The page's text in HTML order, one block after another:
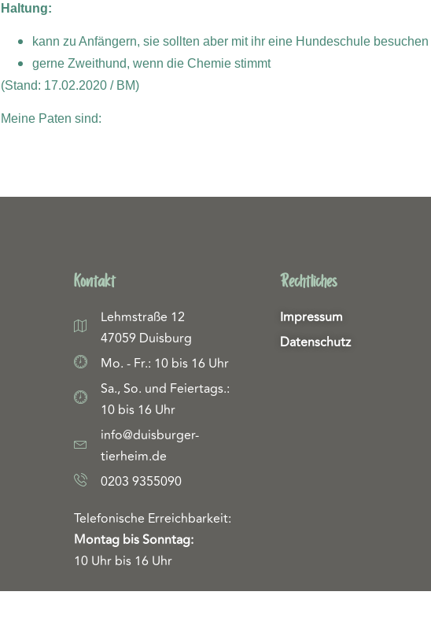
Haltung:
kann zu Anfängern, sie sollten aber mit ihr eine Hundeschule besuchen
gerne Zweithund, wenn die Chemie stimmt
(Stand: 17.02.2020 / BM)
Meine Paten sind:
Kontakt
Lehmstraße 12
47059 Duisburg
Mo. - Fr.: 10 bis 16 Uhr
Sa., So. und Feiertags.:
10 bis 16 Uhr
info@duisburger-
tierheim.de
0203 9355090
Telefonische Erreichbarkeit:
Montag bis Sonntag:
10 Uhr bis 16 Uhr
Rechtliches
Impressum
Datenschutz